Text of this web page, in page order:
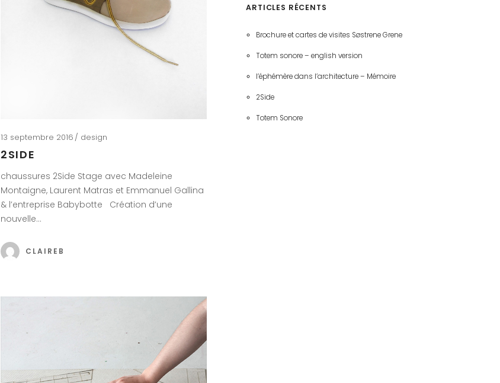
13 septembre 2016 design
2SIDE
chaussures 2Side Stage avec Madeleine
Montaigne, Laurent Matras et Emmanuel Gallina
& l’entreprise Babybotte Création d’une
nouvelle…
CLAIREB
ARTICLES RÉCENTS
Brochure et cartes de visites Søstrene Grene
Totem sonore – english version
l’éphémère dans l’architecture – Mémoire
2Side
Totem Sonore